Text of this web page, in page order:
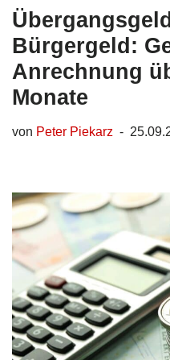
Bürgergeld:
Anrechnung
Monate
von Peter Piekarz